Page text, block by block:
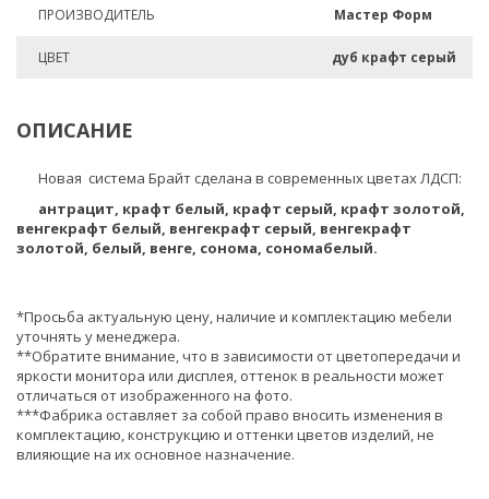
ПРОИЗВОДИТЕЛЬ
Мастер Форм
ЦВЕТ дуб крафт серый
ОПИСАНИЕ
Новая система Брайт сделана в современных цветах ЛДСП:
антрацит, крафт белый, крафт серый, крафт золотой,
венгекрафт белый, венгекрафт серый, венгекрафт
золотой, белый, венге, сонома, сономабелый.
*Просьба актуальную цену, наличие и комплектацию мебели
уточнять у менеджера.
**Обратите внимание, что в зависимости от цветопередачи и
яркости монитора или дисплея, оттенок в реальности может
отличаться от изображенного на фото.
***Фабрика оставляет за собой право вносить изменения в
комплектацию, конструкцию и оттенки цветов изделий, не
влияющие на их основное назначение.